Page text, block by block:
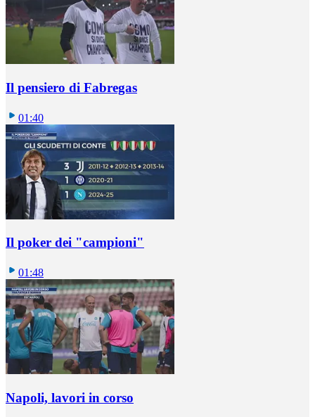
Il pensiero di Fabregas
01:40
Il poker dei "campioni"
01:48
Napoli, lavori in corso